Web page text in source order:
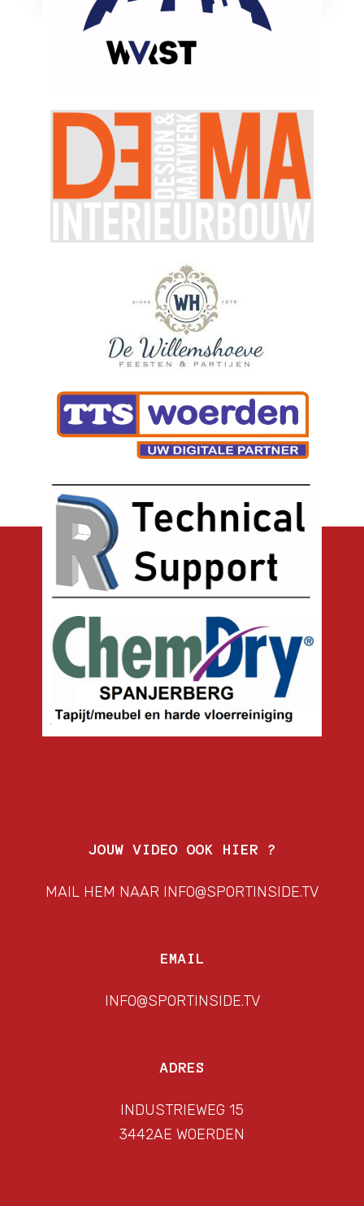
JOUW VIDEO OOK HIER ?
MAIL HEM NAAR INFO@SPORTINSIDE.TV
EMAIL
INFO@SPORTINSIDE.TV
ADRES
INDUSTRIEWEG 15
3442AE WOERDEN